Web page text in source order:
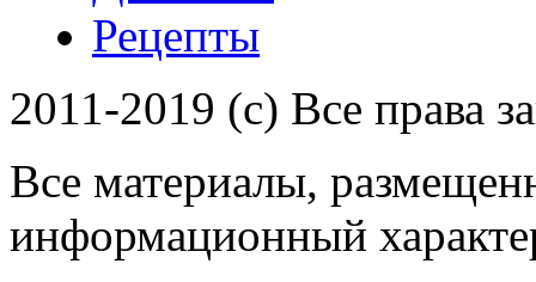
Рецепты
2011-2019 (c) Все права
Все материалы,
информационный